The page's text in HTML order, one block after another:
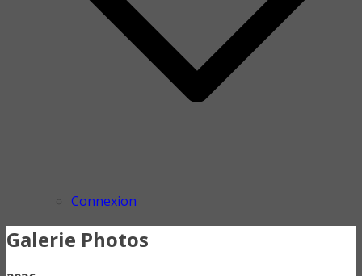
Connexion
Galerie Photos